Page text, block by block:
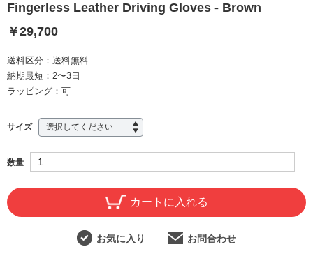
Fingerless Leather Driving Gloves - Brown
￥29,700
送料区分： 送料無料
納期最短： 2〜3日
ラッピング： 可
サイズ
数量
カートに入れる
お気に入り お問合わせ